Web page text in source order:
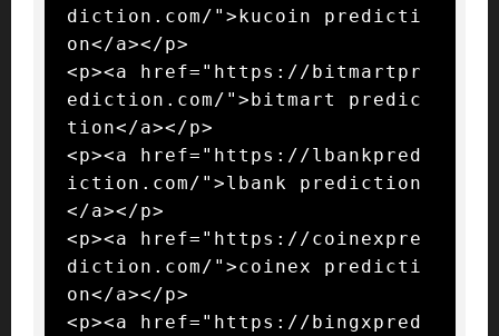
diction.com/">kucoin predicti
on</a></p>
<p><a href="https://bitmartpr
ediction.com/">bitmart predic
tion</a></p>
<p><a href="https://lbankpred
iction.com/">lbank prediction
</a></p>
<p><a href="https://coinexpre
diction.com/">coinex predicti
on</a></p>
<p><a href="https://bingxpred